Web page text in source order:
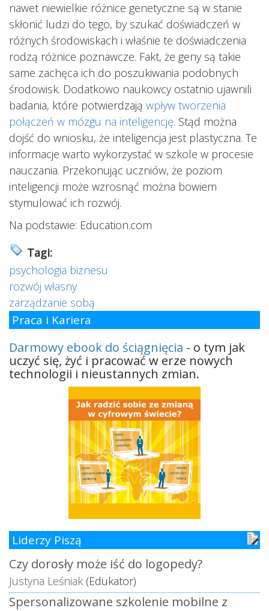
nawet niewielkie różnice genetyczne są w stanie
skłonić ludzi do tego, by szukać doświadczeń w
różnych środowiskach i właśnie te doświadczenia
rodzą różnice poznawcze. Fakt, że geny są takie
same zachęca ich do poszukiwania podobnych
środowisk. Dodatkowo naukowcy ostatnio ujawnili
badania, które potwierdzają wpływ tworzenia
połączeń w mózgu na inteligencję. Stąd można
dojść do wniosku, że inteligencja jest plastyczna. Te
informacje warto wykorzystać w szkole w procesie
nauczania. Przekonując uczniów, że poziom
inteligencji może wzrosnąć można bowiem
stymulować ich rozwój.
Na podstawie: Education.com
Tagi:
psychologia biznesu
rozwój własny
zarządzanie sobą
Praca i Kariera
Darmowy ebook do ściągnięcia - o tym jak
uczyć się, żyć i pracować w erze nowych
technologii i nieustannych zmian.
Liderzy Piszą
Czy dorosły może iść do logopedy?
Justyna Leśniak (Edukator)
Spersonalizowane szkolenie mobilne z